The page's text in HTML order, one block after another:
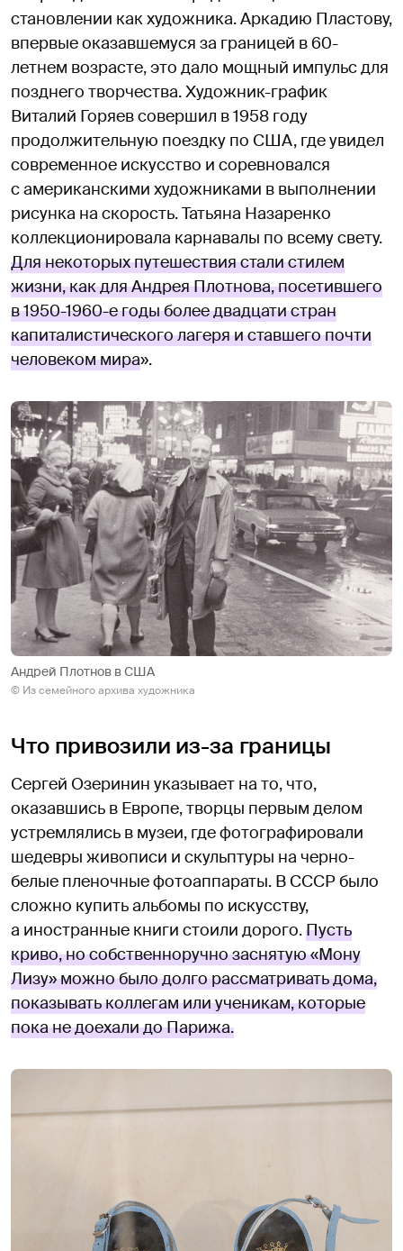
становлении как художника. Аркадию Пластову,
впервые оказавшемуся за границей в 60-
летнем возрасте, это дало мощный импульс для
позднего творчества. Художник-график
Виталий Горяев совершил в 1958 году
продолжительную поездку по США, где увидел
современное искусство и соревновался
с американскими художниками в выполнении
рисунка на скорость. Татьяна Назаренко
коллекционировала карнавалы по всему свету.
Для некоторых путешествия стали стилем
жизни, как для Андрея Плотнова, посетившего
в 1950-1960-е годы более двадцати стран
капиталистического лагеря и ставшего почти
человеком мира».
Андрей Плотнов в США
© Из семейного архива художника
Что привозили из-за границы
Сергей Озеринин указывает на то, что,
оказавшись в Европе, творцы первым делом
устремлялись в музеи, где фотографировали
шедевры живописи и скульптуры на черно-
белые пленочные фотоаппараты. В СССР было
сложно купить альбомы по искусству,
а иностранные книги стоили дорого.Пусть
криво, но собственноручно заснятую «Мону
Лизу» можно было долго рассматривать дома,
показывать коллегам или ученикам, которые
пока не доехали до Парижа.